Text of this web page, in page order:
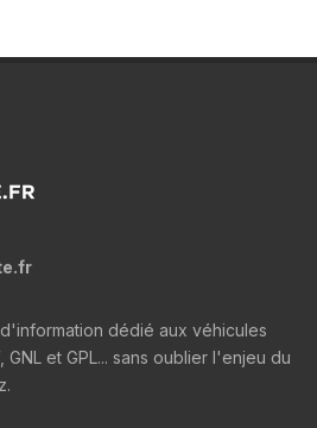
dédié aux véhicules
et GPL... sans oublier l'enjeu du